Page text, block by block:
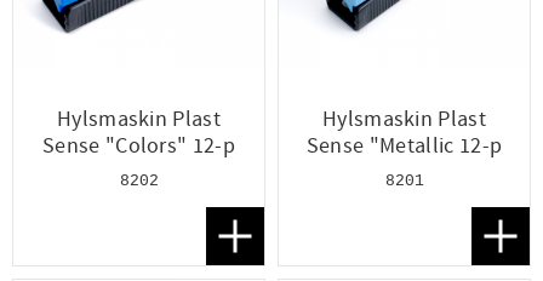
Hylsmaskin Plast
Sense "Colors" 12-p
8202
Lägg till i favoriter
Hylsmaskin Plast
Sense "Metallic 12-p
8201